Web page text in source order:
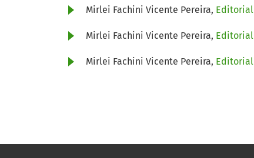
Mirlei Fachini Vicente Pereira, Editorial
Mirlei Fachini Vicente Pereira, Editorial
Mirlei Fachini Vicente Pereira, Editorial